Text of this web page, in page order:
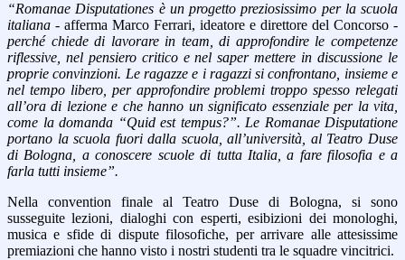
“Romanae Disputationes è un progetto preziosissimo per la scuola
italiana - afferma Marco Ferrari, ideatore e direttore del Concorso -
perché chiede di lavorare in team, di approfondire le competenze
riflessive, nel pensiero critico e nel saper mettere indiscussione le
proprie convinzioni. Le ragazze e i ragazzi si confrontano, insieme e
nel tempo libero, per approfondire problemi troppo spesso relegati
all’ora di lezione e chehanno un significato essenziale per la vita,
come la domanda “Quid est tempus?”. Le Romanae Disputatione
portano la scuola fuori dalla scuola, all’università, al Teatro Duse
di Bologna, a conoscere scuole di tutta Italia, a fare filosofia e a
farla tutti insieme”.
Nella convention finale al Teatro Duse di Bologna, si sono
susseguite lezioni, dialoghi con esperti, esibizioni dei monologhi,
musica e sfide di dispute filosofiche, per arrivare alle attesissime
premiazioni che hanno visto i nostri studenti tra le squadre vincitrici.